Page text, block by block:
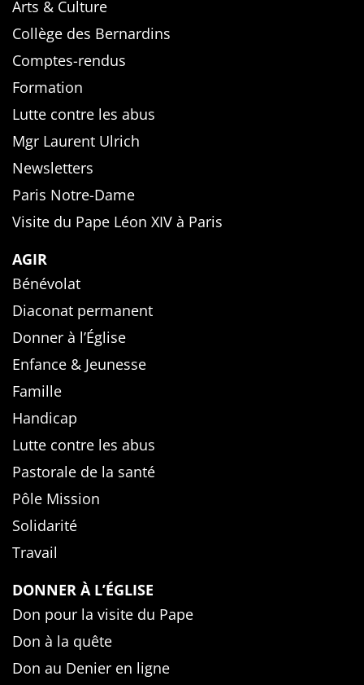
Arts & Culture
Collège des Bernardins
Comptes-rendus
Formation
Lutte contre les abus
Mgr Laurent Ulrich
Newsletters
Paris Notre-Dame
Visite du Pape Léon XIV à Paris
AGIR
Bénévolat
Diaconat permanent
Donner à l’Église
Enfance & Jeunesse
Famille
Handicap
Lutte contre les abus
Pastorale de la santé
Pôle Mission
Solidarité
Travail
DONNER À L’ÉGLISE
Don pour la visite du Pape
Don à la quête
Don au Denier en ligne